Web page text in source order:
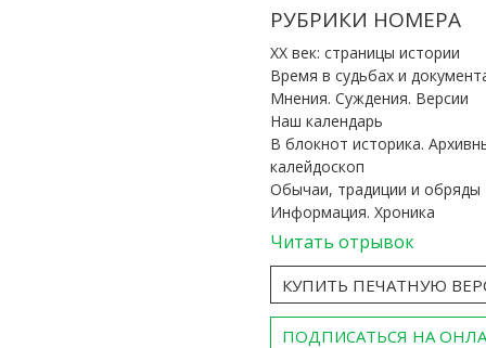
РУБРИКИ НОМЕРА
ХХ век: страницы истории
Время в судьбах и
Мнения. Суждения. Версии
Наш календарь
В блокнот историка.
калейдоскоп
Обычаи, традиции и обряды
Информация. Хроника
Читать отрывок
КУПИТЬ ПЕЧАТНУЮ
ПОДПИСАТЬСЯ НА